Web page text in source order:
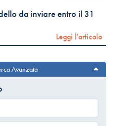
da inviare entro il 31
Leggi l'articolo
Avanzata